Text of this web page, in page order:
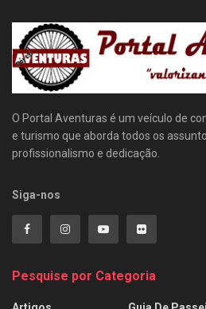
O Portal Aventuras é um veículo de
e turismo que aborda todos os
profissionalismo e dedicação.
Siga-nos
Pesquise por Categoria